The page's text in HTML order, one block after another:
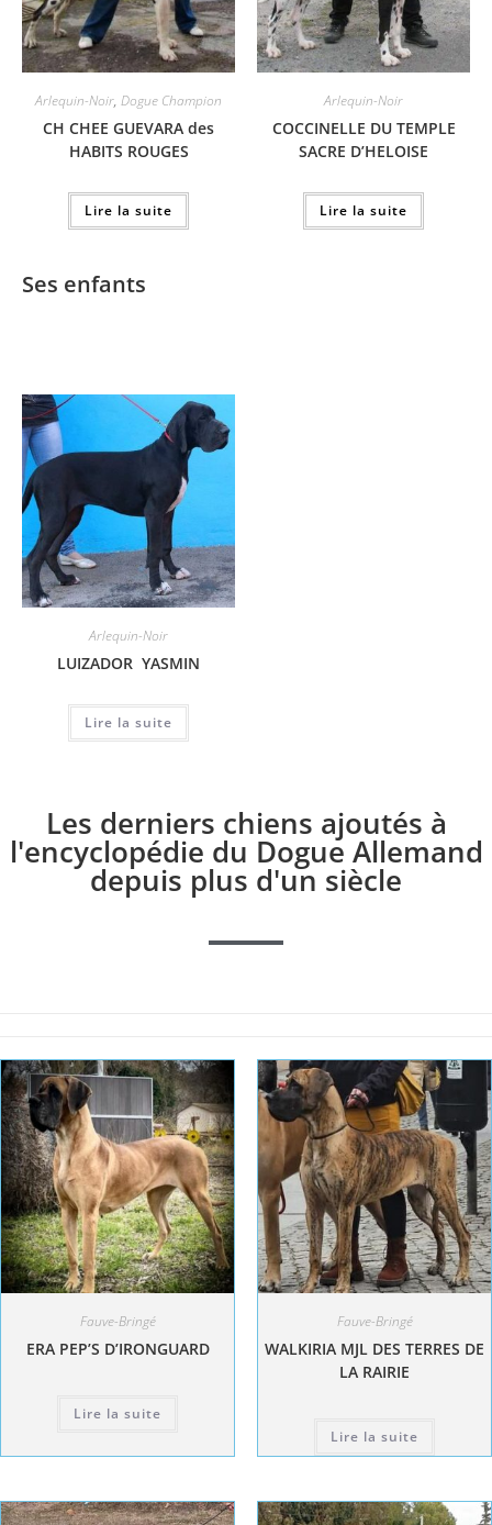
Arlequin-Noir, Dogue Champion
CH CHEE GUEVARA des
HABITS ROUGES
Lire la suite
Arlequin-Noir
COCCINELLE DU TEMPLE
SACRE D’HELOISE
Lire la suite
Ses enfants
Arlequin-Noir
LUIZADOR YASMIN
Lire la suite
Les derniers chiens ajoutés à
l'encyclopédie du Dogue Allemand
depuis plus d'un siècle
Fauve-Bringé
ERA PEP’S D’IRONGUARD
Lire la suite
Fauve-Bringé
WALKIRIA MJL DES TERRES DE
LA RAIRIE
Lire la suite